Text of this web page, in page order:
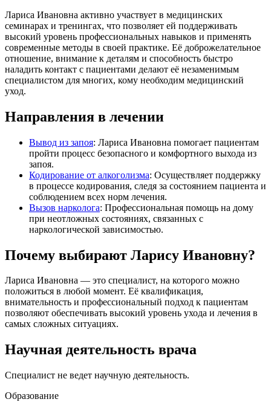
Лариса Ивановна активно участвует в медицинских
семинарах и тренингах, что позволяет ей поддерживать
высокий уровень профессиональных навыков и применять
современные методы в своей практике. Её доброжелательное
отношение, внимание к деталям и способность быстро
наладить контакт с пациентами делают её незаменимым
специалистом для многих, кому необходим медицинский
уход.
Направления в лечении
Вывод из запоя: Лариса Ивановна помогает пациентам
пройти процесс безопасного и комфортного выхода из
запоя.
Кодирование от алкоголизма: Осуществляет поддержку
в процессе кодирования, следя за состоянием пациента и
соблюдением всех норм лечения.
Вызов нарколога: Профессиональная помощь на дому
при неотложных состояниях, связанных с
наркологической зависимостью.
Почему выбирают Ларису Ивановну?
Лариса Ивановна — это специалист, на которого можно
положиться в любой момент. Её квалификация,
внимательность и профессиональный подход к пациентам
позволяют обеспечивать высокий уровень ухода и лечения в
самых сложных ситуациях.
Научная деятельность врача
Специалист не ведет научную деятельность.
Образование